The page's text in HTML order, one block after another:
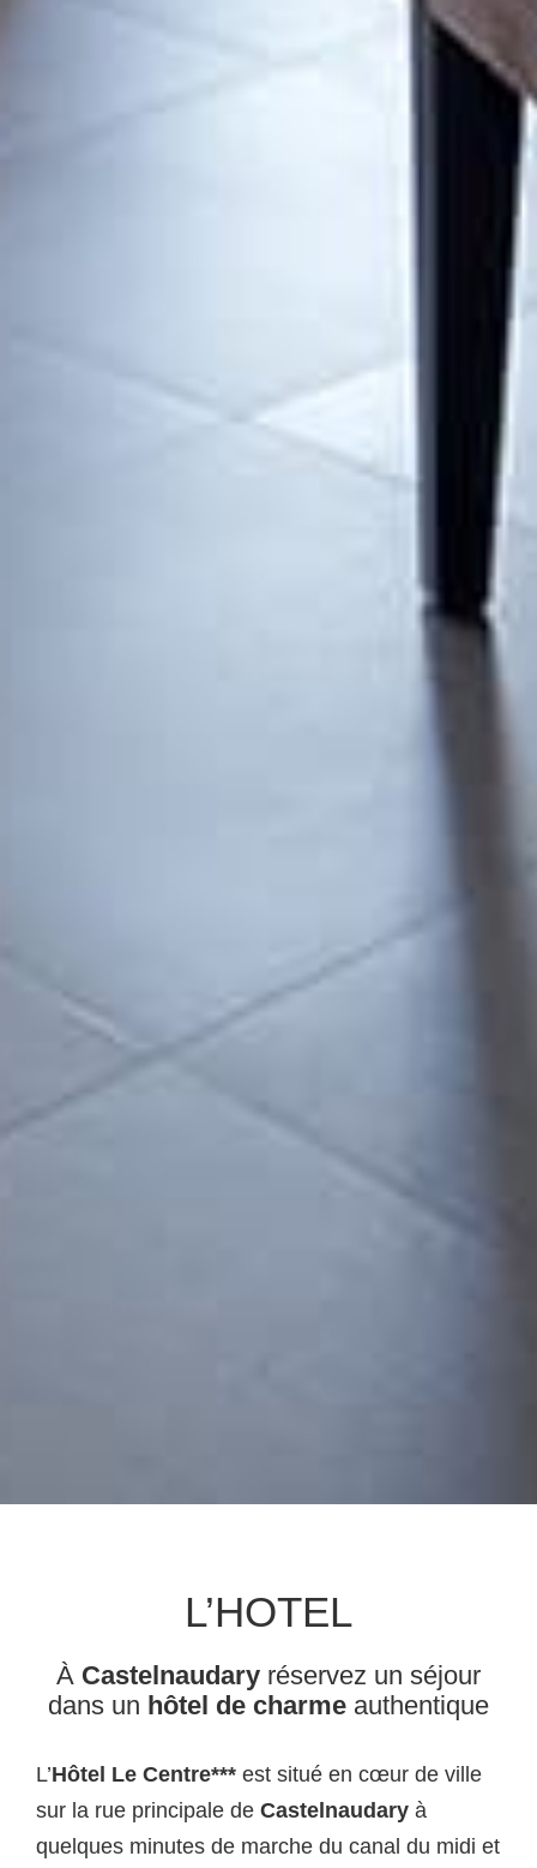
L’HOTEL
À Castelnaudary réservez un séjour
dans un hôtel de charme authentique
L’Hôtel Le Centre*** est situé en cœur de ville
sur la rue principale de Castelnaudary à
quelques minutes de marche du canal du midi et